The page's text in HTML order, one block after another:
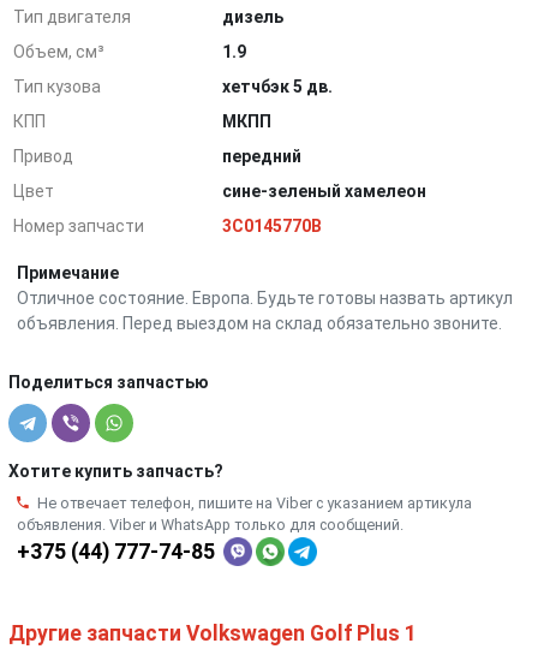
Тип двигателя
дизель
Объем, см³
1.9
Тип кузова
хетчбэк 5 дв.
КПП
МКПП
Привод
передний
Цвет
сине-зеленый хамелеон
Номер запчасти
3C0145770B
Примечание
Отличное состояние. Европа. Будьте готовы назвать артикул
объявления. Перед выездом на склад обязательно звоните.
Поделиться запчастью
Хотите купить запчасть?
Не отвечает телефон, пишите на Viber с указанием артикула
объявления. Viber и WhatsApp только для сообщений.
+375 (44) 777-74-85
Другие запчасти Volkswagen Golf Plus 1